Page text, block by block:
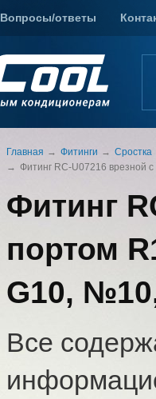
Вопросы/ответы
Главная Фитинги
Сростка
Фитинг RC-U07216 врезной
Фитинг
портом
G10,
Все